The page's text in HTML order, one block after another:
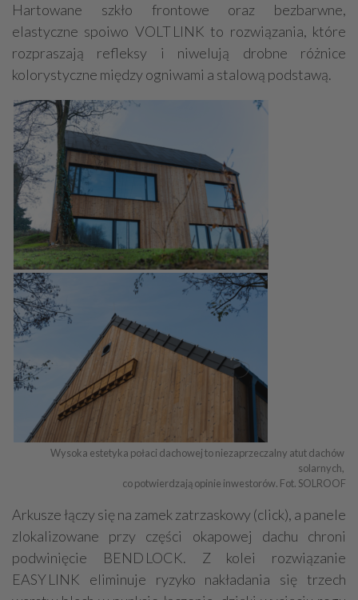
Hartowane szkło frontowe oraz bezbarwne,
elastyczne spoiwo VOLT LINK to rozwiązania, które
rozpraszają refleksy i niwelują drobne różnice
kolorystyczne między ogniwami a stalową podstawą.
Wysoka estetyka połaci dachowej to niezaprzeczalny atut dachów
solarnych,
co potwierdzają opinie inwestorów. Fot. SOLROOF
Arkusze łączy się na zamek zatrzaskowy (click), a panele
zlokalizowane przy części okapowej dachu chroni
podwinięcie BEND LOCK. Z kolei rozwiązanie
EASY LINK eliminuje ryzyko nakładania się trzech